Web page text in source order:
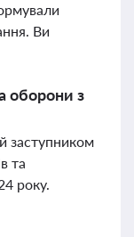
Ви
оборони з
заступником
та
року.